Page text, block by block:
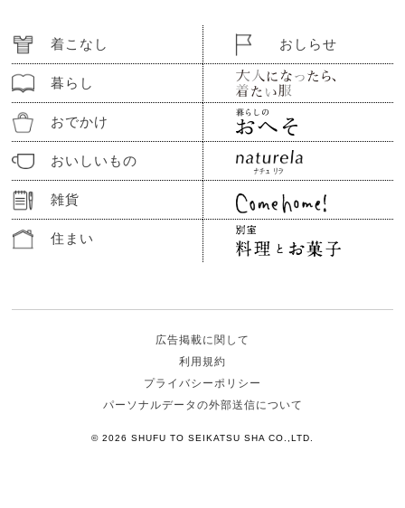
着こなし
暮らし
おでかけ
おいしいもの
雑貨
住まい
おしらせ
広告掲載に関して
利用規約
プライバシーポリシー
パーソナルデータの外部送信について
© 2026 SHUFU TO SEIKATSU SHA CO.,LTD.